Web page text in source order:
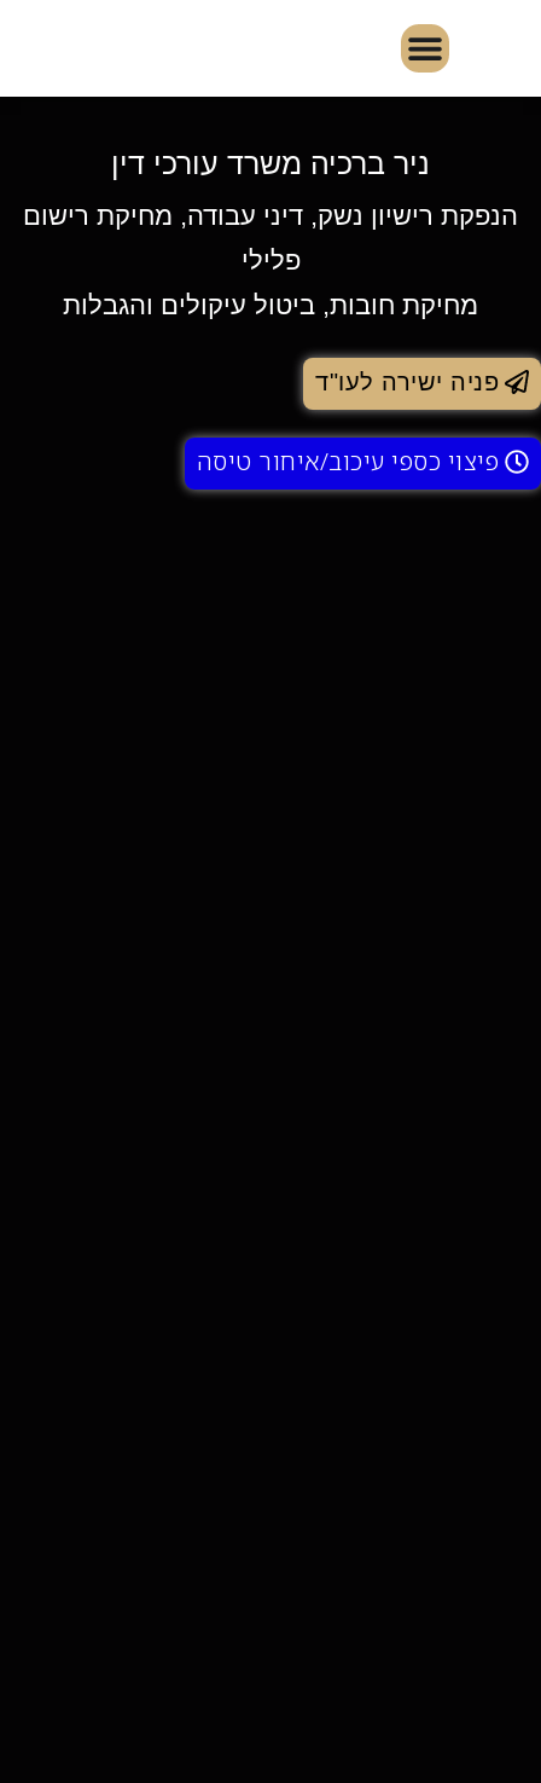
ניר ברכיה משרד עורכי דין
הנפקת רישיון נשק, דיני עבודה, מחיקת רישום
פלילי
מחיקת חובות, ביטול עיקולים והגבלות
פניה ישירה לעו"ד
פיצוי כספי עיכוב/איחור טיסה